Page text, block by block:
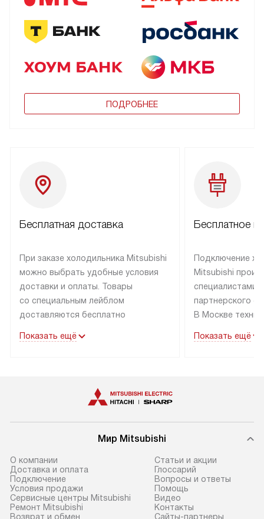
ПОДРОБНЕЕ
Бесплатная доставка
При заказе холодильника Mitsubishi
можно выбрать удобные условия
доставки и оплаты. Товары
со специальным лейблом
доставляются бесплатно
до подъезда, выезд за пределы
покупателю в течение трех дней.
через транспортную компанию.
компания бесплатно доставляет
заказ до представительства
транспортной компании в Москве.
Пожалуйста, уточняйте условия
Показать ещё
Бесплатное
Подключение
Mitsubishi
специалистами
партнерского
В Москве
подключается
по монтажу
найти на нашем
«Подключение».
Показать ещё
Мир Mitsubishi
О компании
Доставка и оплата
Подключение
Условия продажи
Сервисные центры Mitsubishi
Ремонт Mitsubishi
Возврат и обмен
Статьи и акции
Глоссарий
Вопросы и ответы
Помощь
Видео
Контакты
Сайты-партнеры